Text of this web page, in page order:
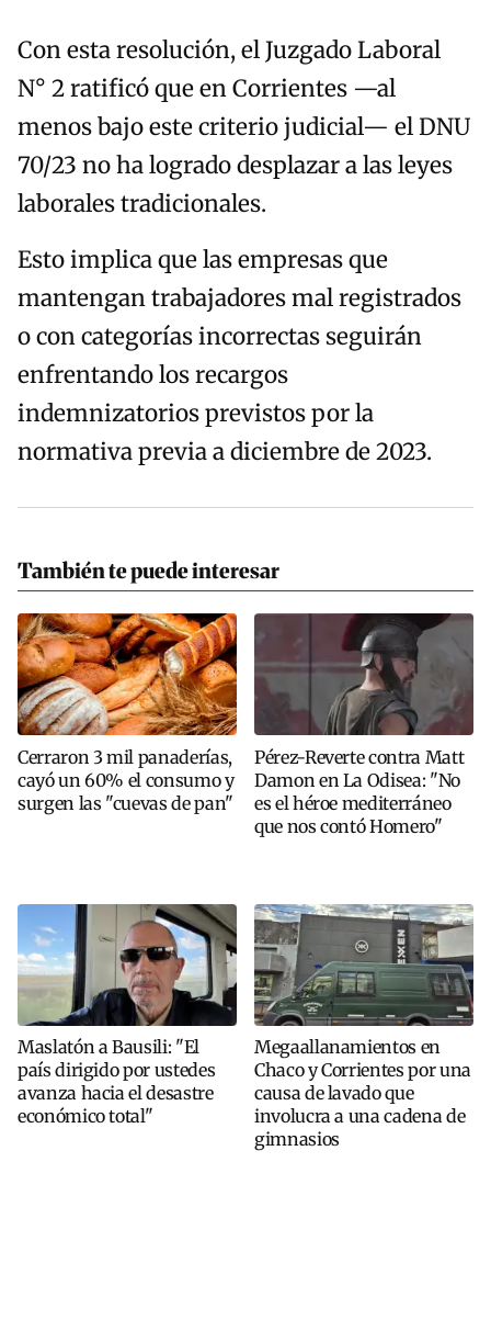
Con esta resolución, el Juzgado Laboral
N° 2 ratificó que en Corrientes —al
menos bajo este criterio judicial— el DNU
70/23 no ha logrado desplazar a las leyes
laborales tradicionales.
Esto implica que las empresas que
mantengan trabajadores mal registrados
o con categorías incorrectas seguirán
enfrentando los recargos
indemnizatorios previstos por la
normativa previa a diciembre de 2023.
También te puede interesar
Cerraron 3 mil panaderías,
cayó un 60% el consumo y
surgen las "cuevas de pan"
Pérez-Reverte contra Matt
Damon en La Odisea: "No
es el héroe mediterráneo
que nos contó Homero"
Maslatón a Bausili: "El
país dirigido por ustedes
avanza hacia el desastre
económico total"
Megaallanamientos en
Chaco y Corrientes por una
causa de lavado que
involucra a una cadena de
gimnasios